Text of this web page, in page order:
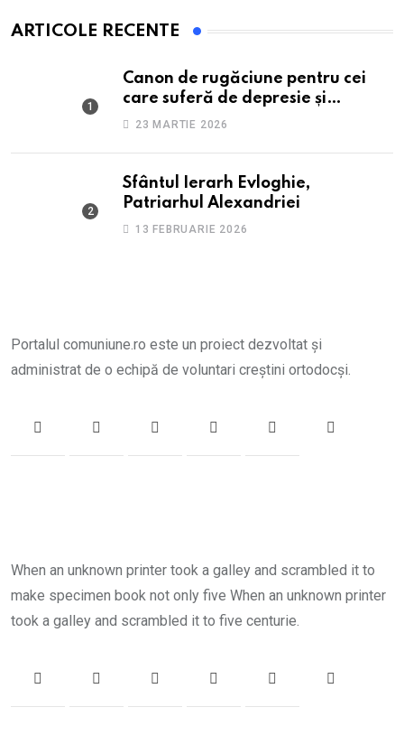
ARTICOLE RECENTE
Canon de rugăciune pentru cei
care suferă de depresie și
anxietate
23 MARTIE 2026
Sfântul Ierarh Evloghie,
Patriarhul Alexandriei
13 FEBRUARIE 2026
Portalul comuniune.ro este un proiect dezvoltat și
administrat de o echipă de voluntari creștini ortodocși.
When an unknown printer took a galley and scrambled it to
make specimen book not only five When an unknown printer
took a galley and scrambled it to five centurie.